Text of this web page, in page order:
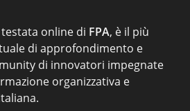
testata online di FPA, è il più
di approfondimento e
di innovatori impegnate
organizzativa e